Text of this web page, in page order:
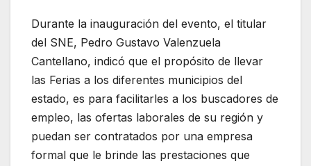
Durante la inauguración del evento, el titular
del SNE, Pedro Gustavo Valenzuela
Cantellano, indicó que el propósito de llevar
las Ferias a los diferentes municipios del
estado, es para facilitarles a los buscadores de
empleo, las ofertas laborales de su región y
puedan ser contratados por una empresa
formal que le brinde las prestaciones que